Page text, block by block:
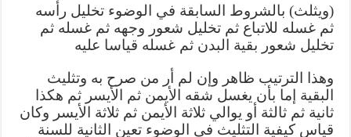
(ويثلث) بالشروط السابقة في الوضوء تخليل رأسه
ثم غسله للاتباع ثم تخليل شعور وجهه ثم غسله ثم
تخليل شعور بقية البدن ثم غسله قياسا عليه
وهذا الترتيب ظاهر وإن لم أر من صرح به وتثليث
البقية إما بأن يغسل شقه الأيمن ثم الأيسر ثم هكذا
ثانية ثم ثالثة أو يوالي ثلاثة الأيمن ثم ثلاثة الأيسر وكان
قياس كيفية التثليث في الوضوء تعين الثانية للسنة